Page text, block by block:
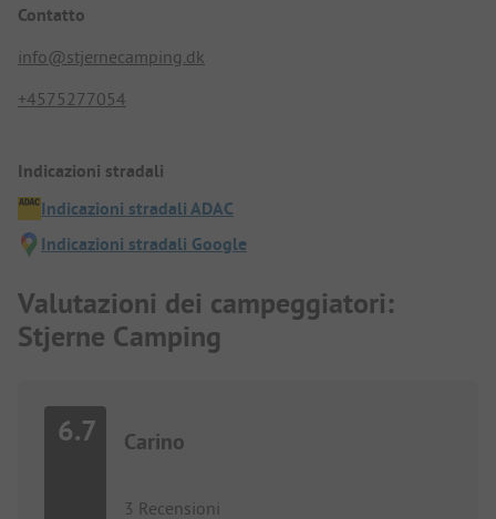
Contatto
info@stjernecamping.dk
+4575277054
Indicazioni stradali
Indicazioni stradali ADAC
Indicazioni stradali Google
Valutazioni dei campeggiatori:
Stjerne Camping
6.7 Carino
3 Recensioni